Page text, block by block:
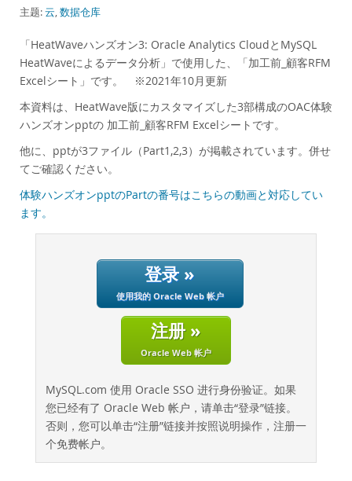
白皮书
演示文稿
演示
案例研究
Books
性能
基准测试
迁移
节省总拥有成本
主题:云,数据仓库
「HeatWaveハンズオン3: Oracle Analytics CloudとMySQL
HeatWaveによるデータ分析」で使用した、「加工前_顧客RFM
Excelシート」です。 ※2021年10月更新
本資料は、HeatWave版にカスタマイズした3部構成のOAC体験
ハンズオンpptの 加工前_顧客RFM Excelシートです。
他に、pptが3ファイル（Part1,2,3）が掲載されています。併せ
てご確認ください。
体験ハンズオンpptのPartの番号はこちらの動画と対応してい
ます。
登录 »
使用我的 Oracle Web 帐户
注册 »
Oracle Web 帐户
MySQL.com 使用 Oracle SSO 进行身份验证。如果
您已经有了 Oracle Web 帐户，请单击“登录”链接。
否则，您可以单击“注册”链接并按照说明操作，注册一
个免费帐户。